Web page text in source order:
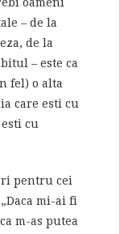
– de la
de la
– este ca
fel) o alta
care esti cu
cu
pentru cei
mi-ai fi
m-as putea